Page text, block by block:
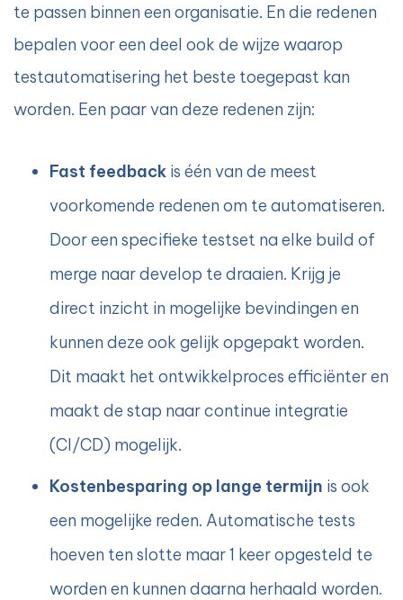
te passen binnen een organisatie. En die redenen
bepalen voor een deel ook de wijze waarop
testautomatisering het beste toegepast kan
worden. Een paar van deze redenen zijn:
Fast feedback is één van de meest
voorkomende redenen om te automatiseren.
Door een specifieke testset na elke build of
merge naar develop te draaien. Krijg je
direct inzicht in mogelijke bevindingen en
kunnen deze ook gelijk opgepakt worden.
Dit maakt het ontwikkelproces efficiënter en
maakt de stap naar continue integratie
(CI/CD) mogelijk.
Kostenbesparing op lange termijn is ook
een mogelijke reden. Automatische tests
hoeven ten slotte maar 1 keer opgesteld te
worden en kunnen daarna herhaald worden.